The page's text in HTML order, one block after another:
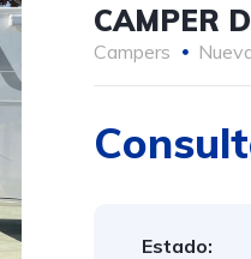
CAMPER
Campers
Estado: